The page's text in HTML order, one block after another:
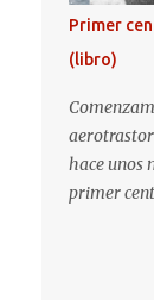
la base
haciendo
acceder.
ocasiones,
zona
trasladado
base. La
Primer
(libro)
hace unos
primer